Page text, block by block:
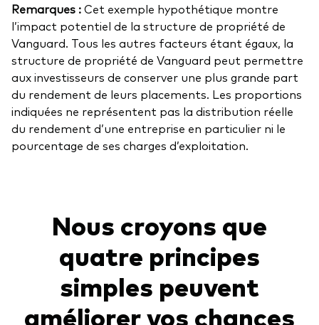
Remarques :Cet exemple hypothétique montre
l’impact potentiel de la structure de propriété de
Vanguard. Tous les autres facteurs étant égaux, la
structure de propriété de Vanguard peut permettre
aux investisseurs de conserver une plus grande part
du rendement de leurs placements. Les proportions
indiquées ne représentent pas la distribution réelle
du rendement d’une entreprise en particulier ni le
pourcentage de ses charges d’exploitation.
Nous croyons que
quatre principes
simples peuvent
améliorer vos chances